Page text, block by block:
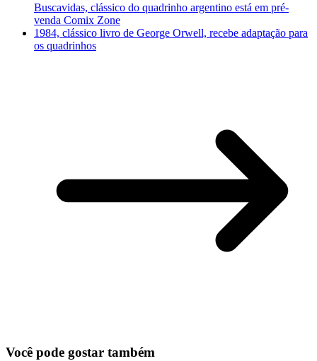
Buscavidas, clássico do quadrinho argentino está em pré-
venda Comix Zone
1984, clássico livro de George Orwell, recebe adaptação para
os quadrinhos
Você pode gostar também